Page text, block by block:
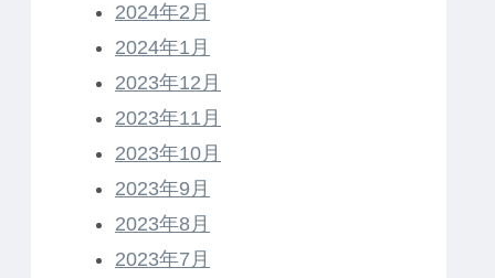
2024年2月
2024年1月
2023年12月
2023年11月
2023年10月
2023年9月
2023年8月
2023年7月